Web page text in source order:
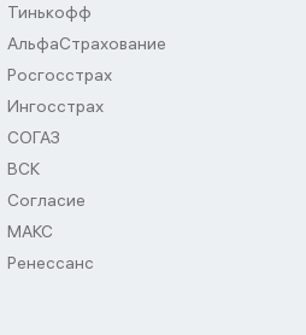
Тинькофф
АльфаСтрахование
Росгосстрах
Ингосстрах
СОГАЗ
ВСК
Согласие
МАКС
Ренессанс